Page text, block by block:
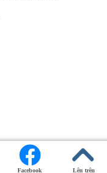
Facebook Lên trên